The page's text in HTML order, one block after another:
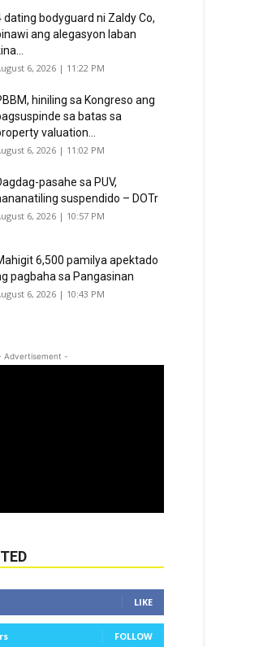
dating bodyguard ni Zaldy Co,
ang alegasyon laban
6, 2026 | 11:22 PM
hiniling sa Kongreso ang
sa batas sa
valuation...
6, 2026 | 11:02 PM
pasahe sa PUV,
suspendido – DOTr
6, 2026 | 10:57 PM
6,500 pamilya apektado
pagbaha sa Pangasinan
6, 2026 | 10:43 PM
Advertisement -
LIKE
FOLLOW